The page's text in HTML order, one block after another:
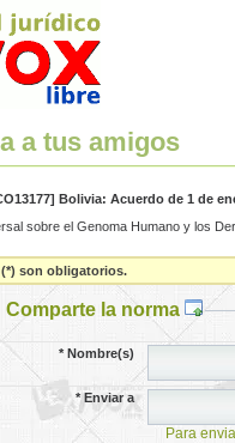
a tus amigos
Bolivia: Acuerdo de 1 de
sobre el Genoma Humano y los
son obligatorios.
Comparte la norma
*Nombre(s)
*Enviar a
Para